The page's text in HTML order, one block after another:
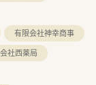
有限会社神幸商事
社西薬局